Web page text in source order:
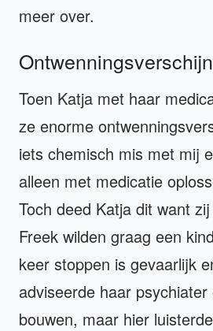
meer over.
Toen Katja met haar
ze enorme
iets chemisch mis met mij
alleen met medicatie
Toch deed Katja dit want
Freek wilden graag een
keer stoppen is gevaarlijk
adviseerde haar
bouwen, maar hier